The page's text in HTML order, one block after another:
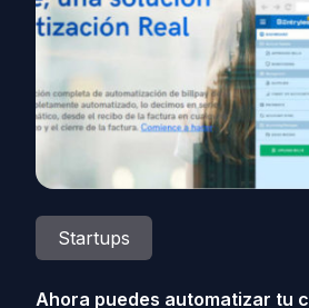
Startups
Ahora puedes automatizar tu